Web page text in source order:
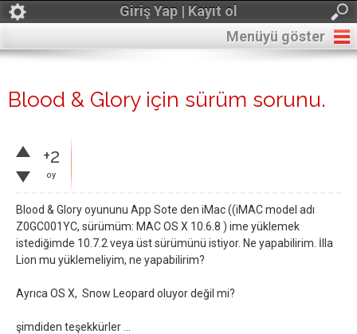
Giriş Yap | Kayıt ol
Menüyü göster
Blood & Glory için sürüm sorunu.
+2
oy
Blood & Glory oyununu App Sote den iMac ((iMAC model adı
Z0GC001YC, sürümüm: MAC OS X 10.6.8 ) ime yüklemek
istediğimde 10.7.2 veya üst sürümünü istiyor. Ne yapabilirim. İlla
Lion mu yüklemeliyim, ne yapabilirim?
Ayrıca OS X, Snow Leopard oluyor değil mi?
şimdiden teşekkürler ...